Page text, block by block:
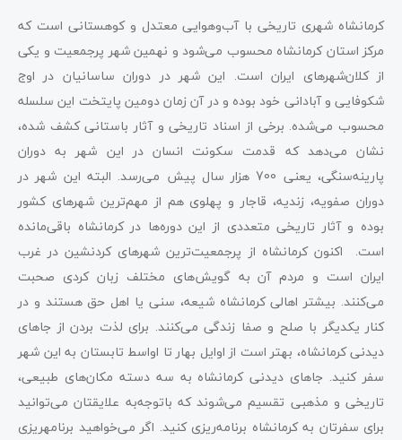
کرمانشاه شهری تاریخی با آب‌وهوایی معتدل و کوهستانی است که
مرکز استان کرمانشاه محسوب می‌شود و‌ نهمین شهر پرجمعیت و یکی
از کلان‌شهرهای ایران است.‌ این شهر در دوران ساسانیان در اوج
شکوفایی و آبادانی خود بوده و در آن زمان دومین پایتخت این سلسله
محسوب می‌شده. برخی از اسناد تاریخی و ‌آثار‌ باستانی کشف شده،
نشان می‌دهد که قدمت سکونت انسان در این شهر به دوران
پارینه‌سنگی، یعنی 700 هزار سال پیش می‌رسد. البته این شهر در
دوران صفویه، زندیه، قاجار و پهلوی هم از مهم‌ترین شهرهای کشور
بوده و ‌آثار‌ تاریخی متعددی از این دوره‌ها در کرمانشاه باقی‌مانده
است. اکنون‌ کرمانشاه از پرجمعیت‌ترین شهرهای کردنشین در غرب
ایران است و مردم آن به گویش‌های مختلف زبان کردی صحبت
می‌کنند. بیشتر اهالی کرمانشاه شیعه، سنی یا اهل حق هستند و در
کنار یکدیگر با صلح و صفا زندگی می‌کنند. برای لذت بردن از جاهای
دیدنی کرمانشاه، بهتر است از اوایل بهار تا اواسط تابستان به این شهر
سفر کنید. جاهای دیدنی کرمانشاه به سه دسته مکان‌های طبیعی،
تاریخی و مذهبی تقسیم می‌شوند که باتوجه‌به علایقتان می‌توانید
برای سفرتان به کرمانشاه برنامه‌ریزی کنید. اگر می‌خواهید برنامه‎ریزی